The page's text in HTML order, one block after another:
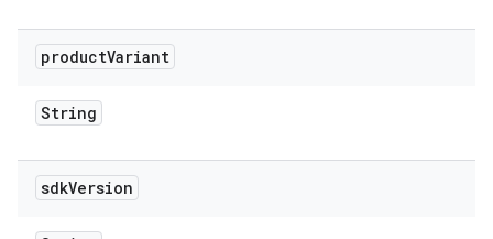
productVariant
String
sdkVersion